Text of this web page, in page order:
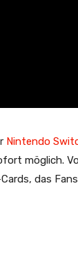
Nintendo
möglich.
das